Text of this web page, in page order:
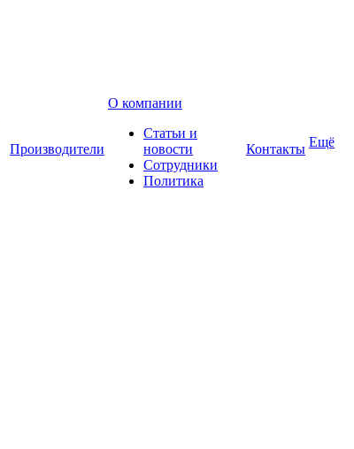
Производители
О компании
Статьи и
новости
Сотрудники
Политика
Контакты Ещё